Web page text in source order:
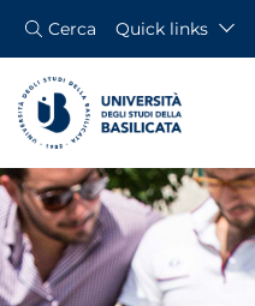
Cerca Quick links